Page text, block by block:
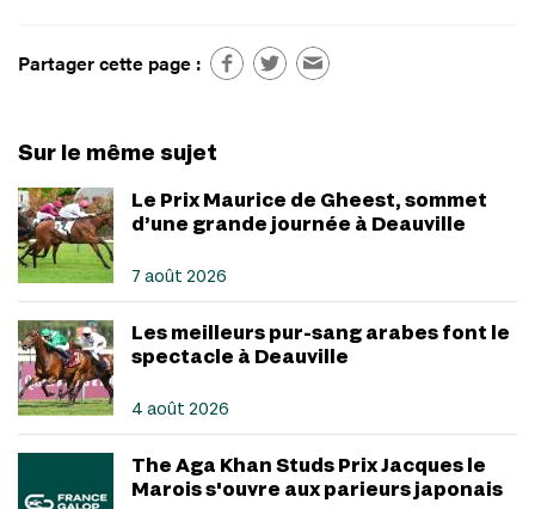
Partager cette page :
Sur le même sujet
Le Prix Maurice de Gheest, sommet
d’une grande journée à Deauville
7 août 2026
Les meilleurs pur-sang arabes font le
spectacle à Deauville
4 août 2026
The Aga Khan Studs Prix Jacques le
Marois s'ouvre aux parieurs japonais